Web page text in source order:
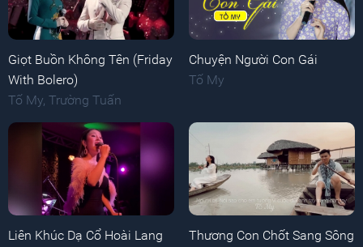
Giọt Buồn Không Tên (Friday
With Bolero)
Tố My Trường Tuấn
Chuyện Người Con Gái
Tố My
Liên Khúc Dạ Cổ Hoài Lang
Thương Con Chốt Sang Sông